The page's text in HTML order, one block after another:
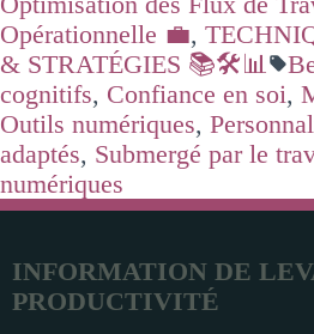
Opérationnelle 💼,
& STRATÉGIES 📚🛠️📊
cognitifs, Confiance en soi,
Outils numériques,
adaptés, Submergé par le
numériques
INFORMATION DE
PRODUCTIVITÉ